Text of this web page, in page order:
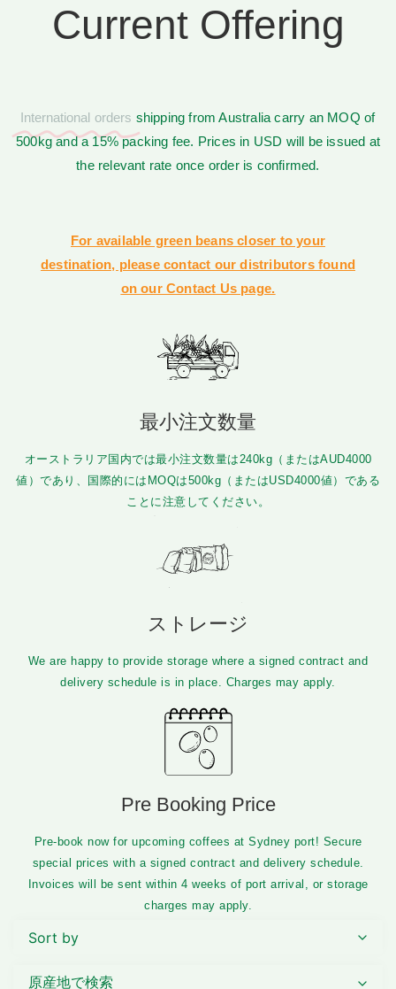
Current Offering
International orders shipping from Australia carry an MOQ of
500kg and a 15% packing fee. Prices in USD will be issued at
the relevant rate once order is confirmed.
For available green beans closer to your
destination, please contact our distributors found
on our Contact Us page.
最小注文数量
オーストラリア国内では最小注文数量は240kg（またはAUD4000
値）であり、国際的にはMOQは500kg（またはUSD4000値）である
ことに注意してください。
ストレージ
We are happy to provide storage where a signed contract and
delivery schedule is in place. Charges may apply.​
Pre Booking Price
Pre-book now for upcoming coffees at Sydney port! Secure
special prices with a signed contract and delivery schedule.
Invoices will be sent within 4 weeks of port arrival, or storage
charges may apply.
Sort by
原産地で検索